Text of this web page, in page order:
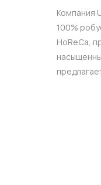
Компания
100%
HoReCa,